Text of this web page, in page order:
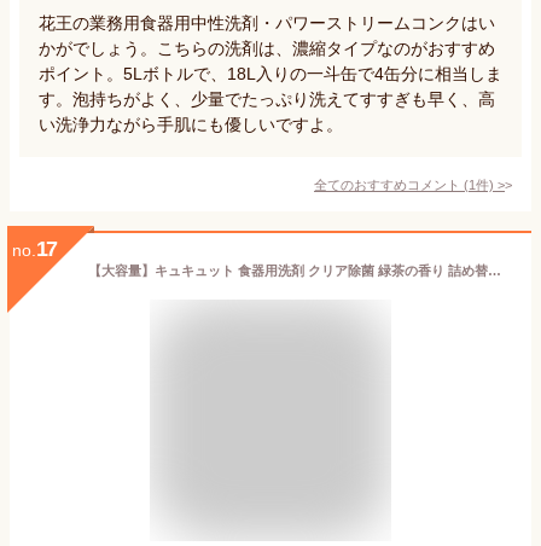
花王の業務用食器用中性洗剤・パワーストリームコンクはい
かがでしょう。こちらの洗剤は、濃縮タイプなのがおすすめ
ポイント。5Lボトルで、18L入りの一斗缶で4缶分に相当しま
す。泡持ちがよく、少量でたっぷり洗えてすすぎも早く、高
い洗浄力ながら手肌にも優しいですよ。
全てのおすすめコメント (1件) >
no. 17
【大容量】キュキュット 食器用洗剤 クリア除菌 緑茶の香り 詰め替え 1380ml×2個